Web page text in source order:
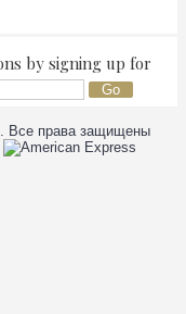
by signing up for
Go
Все права защищены